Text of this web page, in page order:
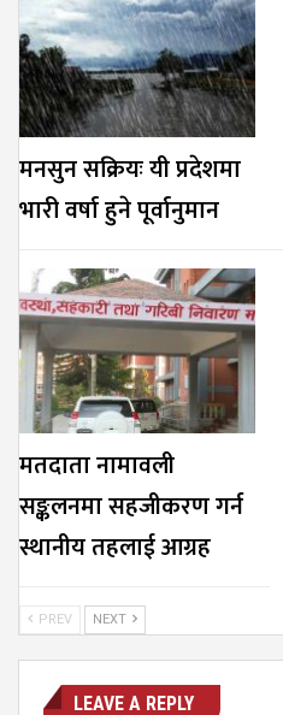
मनसुन सक्रियः यी प्रदेशमा
भारी वर्षा हुने पूर्वानुमान
मतदाता नामावली
सङ्कलनमा सहजीकरण गर्न
स्थानीय तहलाई आग्रह
PREV NEXT
LEAVE A REPLY